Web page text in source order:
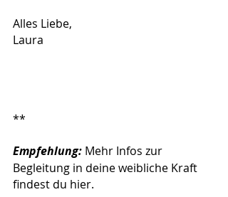
Alles Liebe,
Laura
**
Empfehlung: Mehr Infos zur
Begleitung in deine weibliche Kraft
findest du hier.